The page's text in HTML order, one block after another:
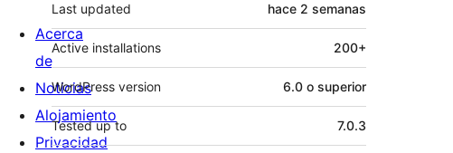
Last updated hace 2 semanas
Active installations 200+
WordPress version 6.0 o superior
Tested up to 7.0.3
Acerca
de
Noticias
Alojamiento
Privacidad